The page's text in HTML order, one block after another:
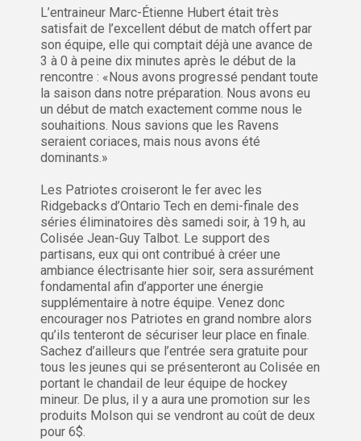
L’entraineur Marc-Étienne Hubert était très
satisfait de l’excellent début de match offert par
son équipe, elle qui comptait déjà une avance de
3 à 0 à peine dix minutes après le début de la
rencontre : «Nous avons progressé pendant toute
la saison dans notre préparation. Nous avons eu
un début de match exactement comme nous le
souhaitions. Nous savions que les Ravens
seraient coriaces, mais nous avons été
dominants.»
Les Patriotes croiseront le fer avec les
Ridgebacks d’Ontario Tech en demi-finale des
séries éliminatoires dès samedi soir, à 19 h, au
Colisée Jean-Guy Talbot. Le support des
partisans, eux qui ont contribué à créer une
ambiance électrisante hier soir, sera assurément
fondamental afin d’apporter une énergie
supplémentaire à notre équipe. Venez donc
encourager nos Patriotes en grand nombre alors
qu’ils tenteront de sécuriser leur place en finale.
Sachez d’ailleurs que l’entrée sera gratuite pour
tous les jeunes qui se présenteront au Colisée en
portant le chandail de leur équipe de hockey
mineur. De plus, il y a aura une promotion sur les
produits Molson qui se vendront au coût de deux
pour 6$.